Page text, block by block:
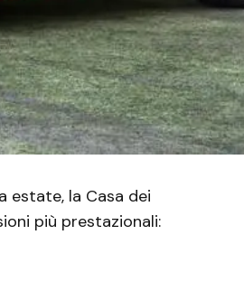
estate, la Casa dei
più prestazionali: